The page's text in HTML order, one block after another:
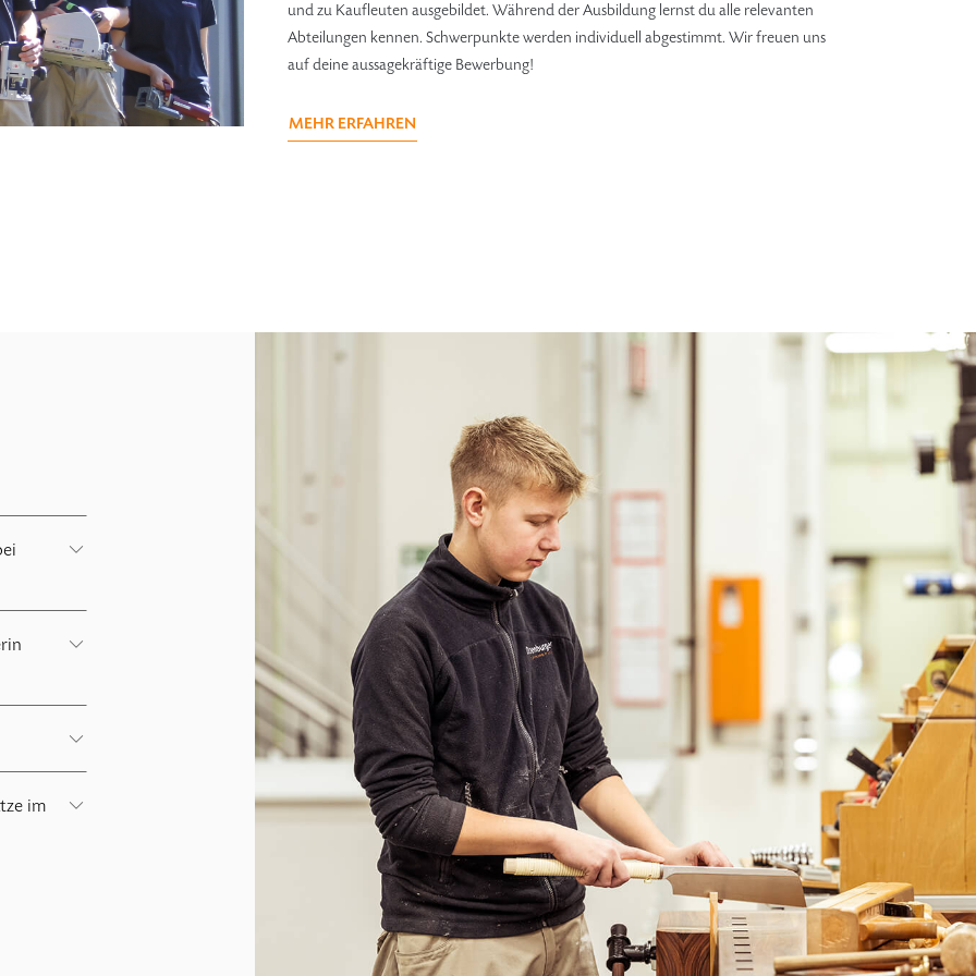
und zu Kaufleuten ausgebildet. Während der Ausbildung lernst du alle relevanten
Abteilungen kennen. Schwerpunkte werden individuell abgestimmt. Wir freuen uns
auf deine aussagekräftige Bewerbung!
MEHR ERFAHREN
im